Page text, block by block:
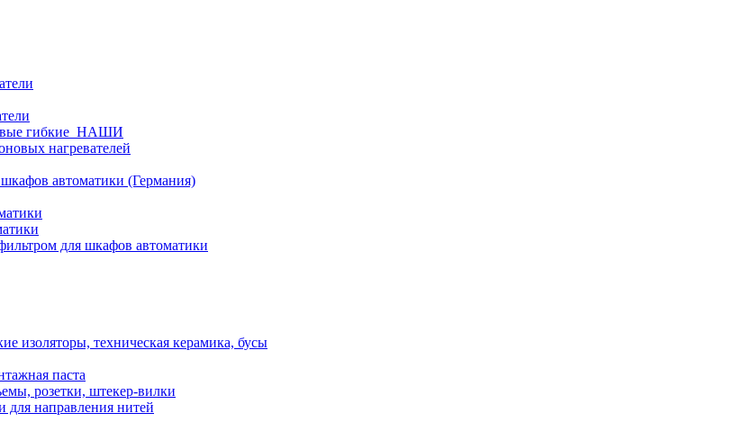
гибкие_НАШИ
нагревателей
автоматики (Германия)
для шкафов автоматики
изоляторы, техническая керамика, бусы
паста
розетки, штекер-вилки
для направления нитей